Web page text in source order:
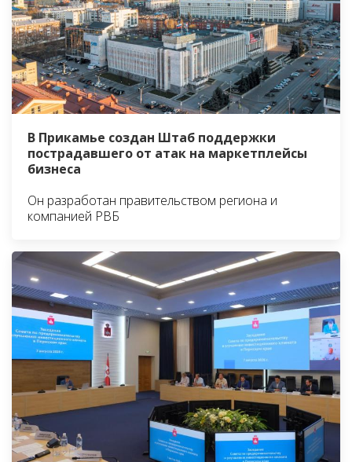
В Прикамье создан Штаб поддержки
пострадавшего от атак на маркетплейсы
бизнеса
Он разработан правительством региона и
компанией РВБ